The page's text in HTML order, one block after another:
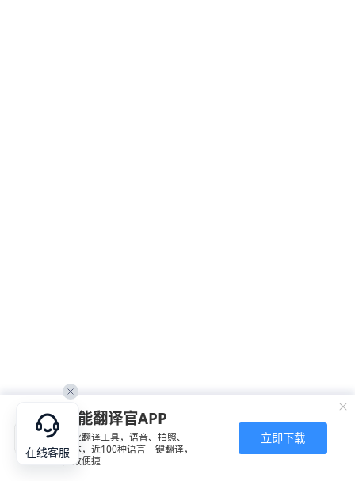
在线客服
全能翻译官APP
专业翻译工具，语音、拍照、
文本，近100种语言一键翻译，
高效便捷
立即下载